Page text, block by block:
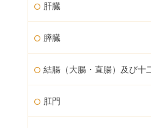
肝臓
膵臓
結腸（大腸・直腸）及び十
肛門